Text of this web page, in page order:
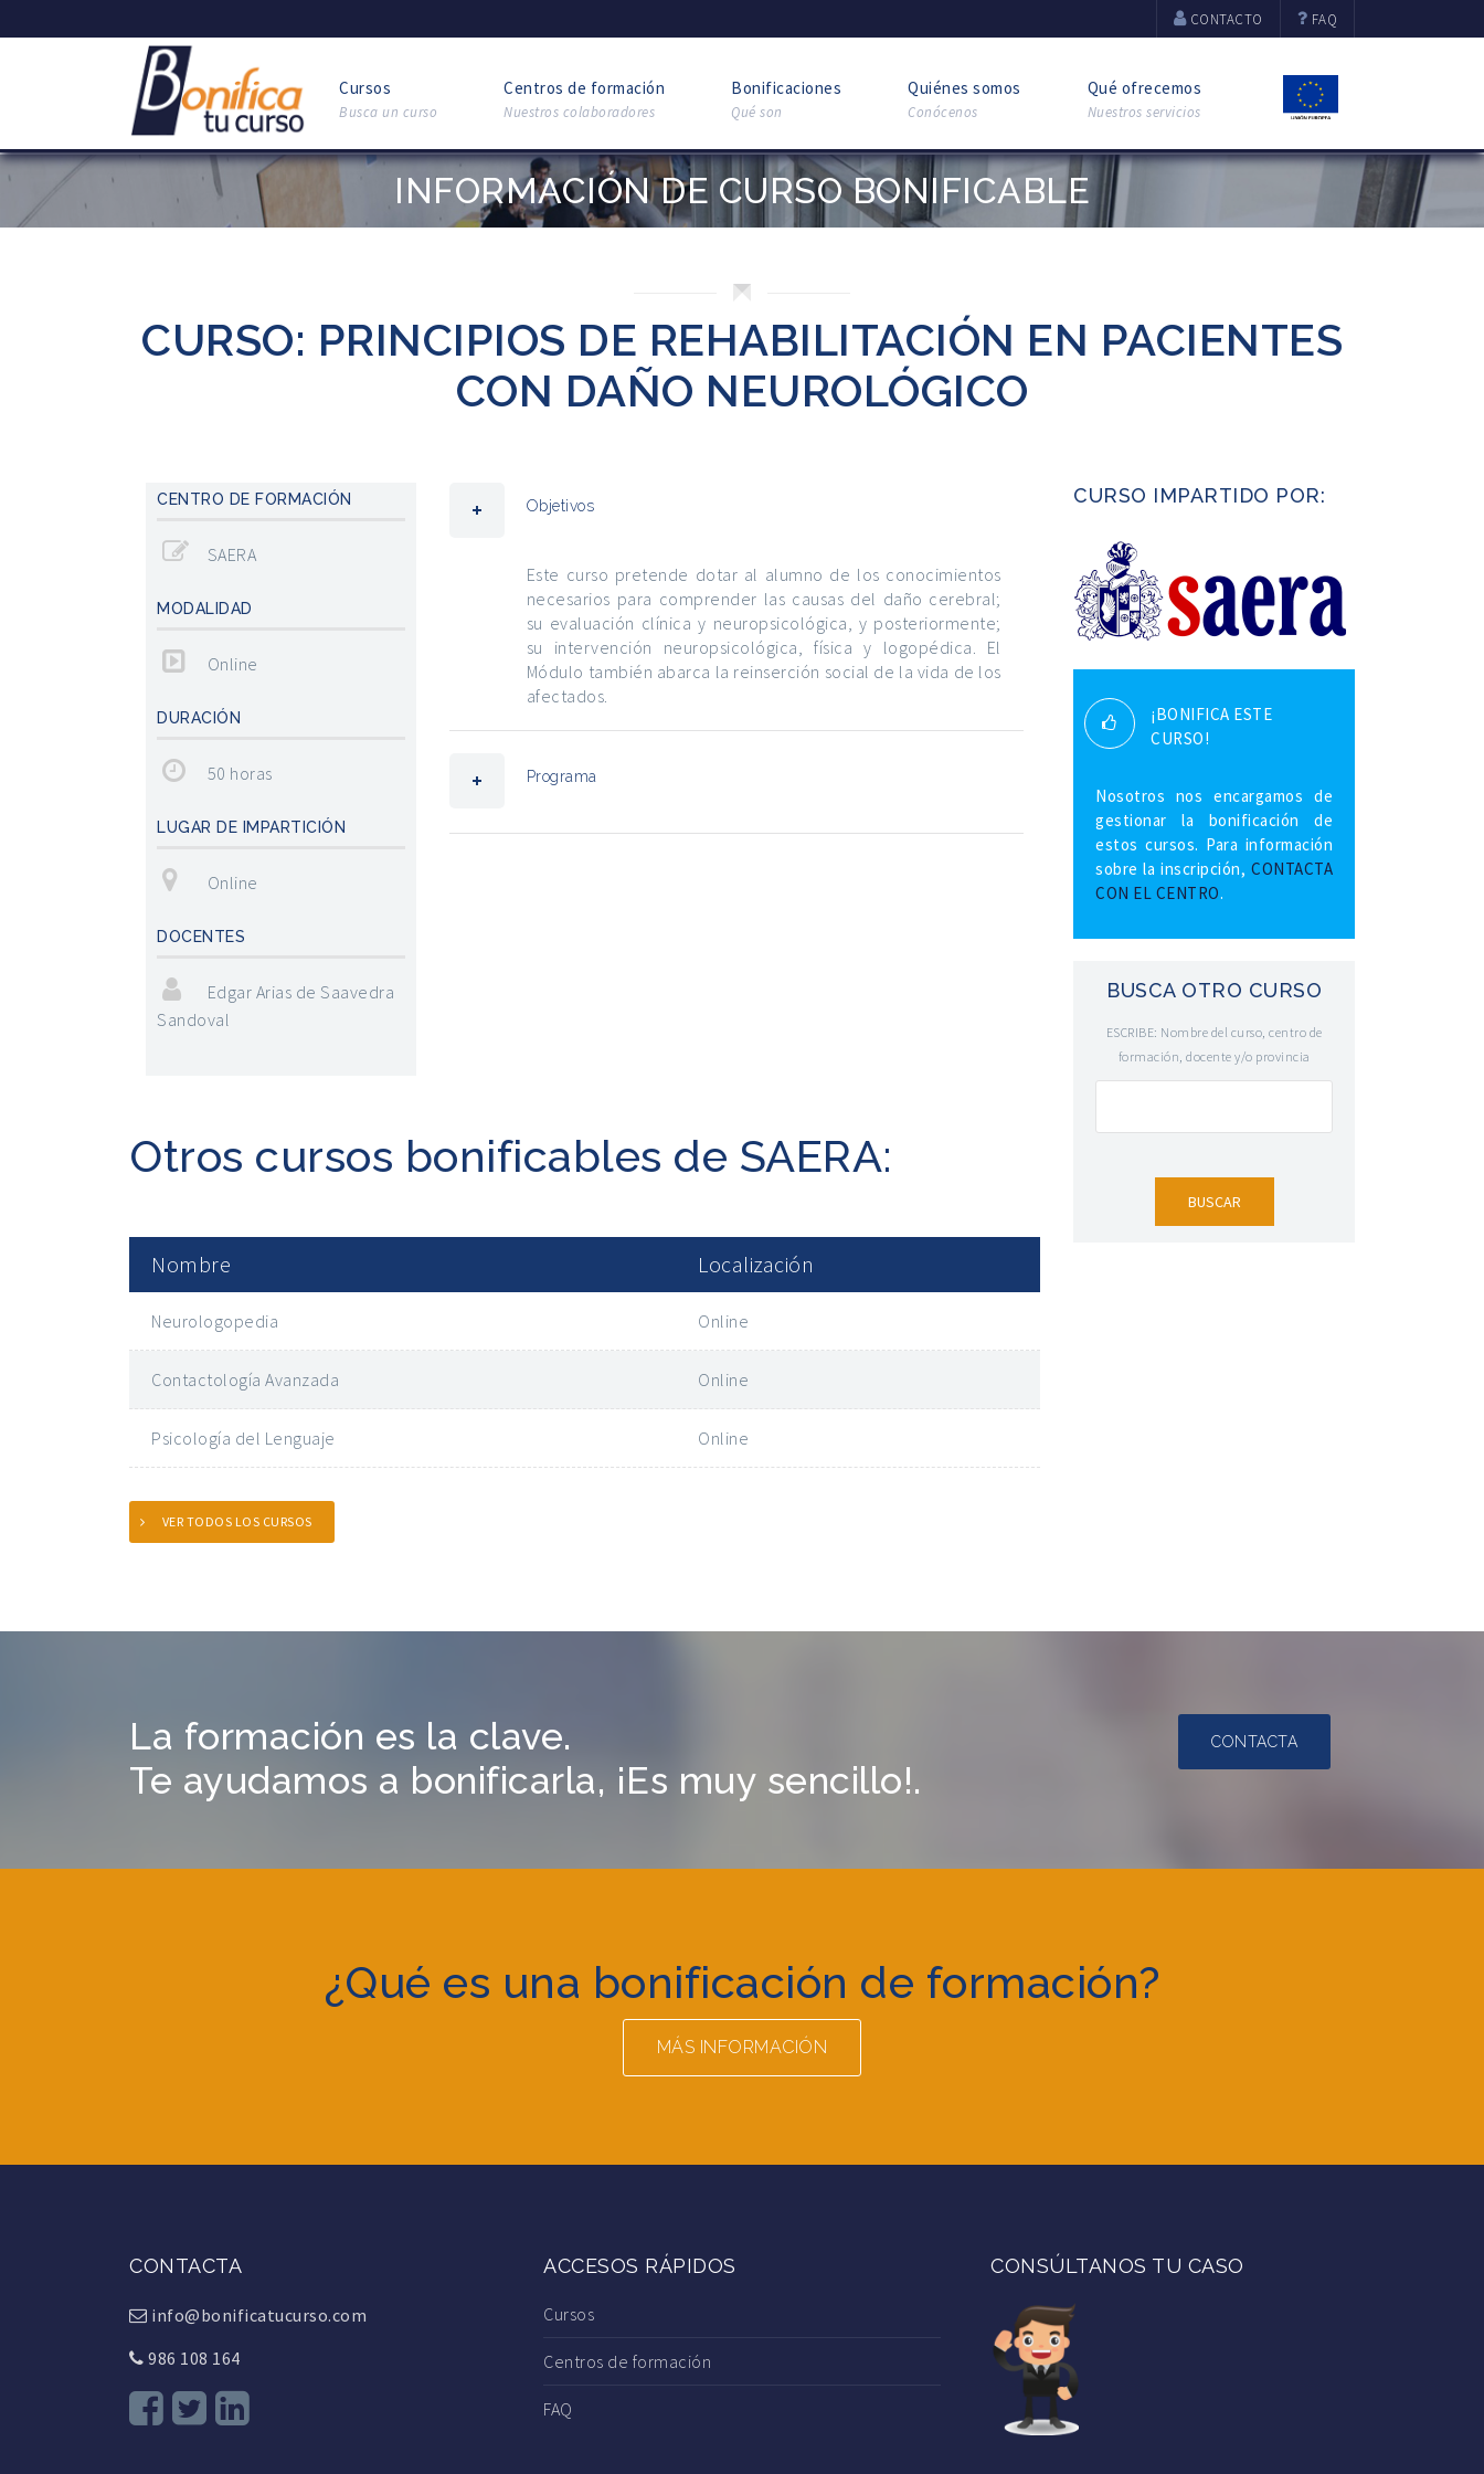
CONTACTO FAQ
Cursos
Busca un curso
Centros de formación
Nuestros colaboradores
Bonificaciones
Qué son
Quiénes somos
Conócenos
Qué ofrecemos
Nuestros servicios
INFORMACIÓN DE CURSO BONIFICABLE
CURSO: PRINCIPIOS DE REHABILITACIÓN EN PACIENTES
CON DAÑO NEUROLÓGICO
CENTRO DE FORMACIÓN
SAERA
MODALIDAD
Online
DURACIÓN
50 horas
LUGAR DE IMPARTICIÓN
Online
DOCENTES
Edgar Arias de Saavedra
Sandoval
Objetivos
Este curso pretende dotar al alumno de los conocimientos
necesarios para comprender las causas del daño cerebral;
su evaluación clínica y neuropsicológica, y posteriormente;
su intervención neuropsicológica, física y logopédica. El
Módulo también abarca la reinserción social de la vida de los
afectados.
Programa
Otros cursos bonificables de SAERA:
Nombre Localización
Neurologopedia Online
Contactología Avanzada Online
Psicología del Lenguaje Online
VER TODOS LOS CURSOS
CURSO IMPARTIDO POR:
¡BONIFICA ESTE
CURSO!
Nosotros nos encargamos de
gestionar la bonificación de
estos cursos. Para información
sobre la inscripción, CONTACTA
CON EL CENTRO.
BUSCA OTRO CURSO
ESCRIBE: Nombre del curso, centro de
formación, docente y/o provincia
La formación es la clave.
Te ayudamos a bonificarla, ¡Es muy sencillo!.
CONTACTA
¿Qué es una bonificación de formación?
MÁS INFORMACIÓN
CONTACTA
info@bonificatucurso.com
986 108 164
ACCESOS RÁPIDOS
Cursos
Centros de formación
FAQ
CONSÚLTANOS TU CASO